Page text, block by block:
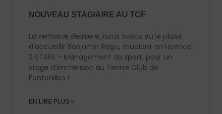
NOUVEAU STAGIAIRE AU TCF
La semaine dernière, nous avons eu le plaisir
d’accueillir Benjamin Ragu, étudiant en Licence
2 STAPS – Management du sport, pour un
stage d’immersion au Tennis Club de
Fontenilles !
EN LIRE PLUS »